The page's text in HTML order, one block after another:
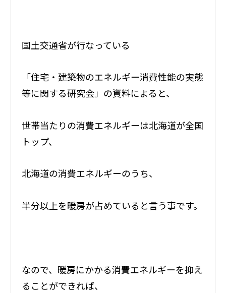
国土交通省が行なっている
「住宅・建築物のエネルギー消費性能の実態
等に関する研究会」の資料によると、
世帯当たりの消費エネルギーは北海道が全国
トップ、
北海道の消費エネルギーのうち、
半分以上を暖房が占めていると言う事です。
なので、暖房にかかる消費エネルギーを抑え
ることができれば、